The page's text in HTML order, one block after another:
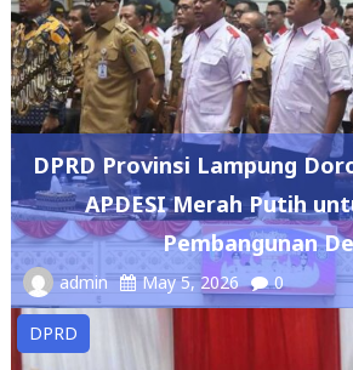
DPRD Provinsi Lampung
APDESI Merah Putih
Pembangunan
admin May 5, 2026 0
DPRD